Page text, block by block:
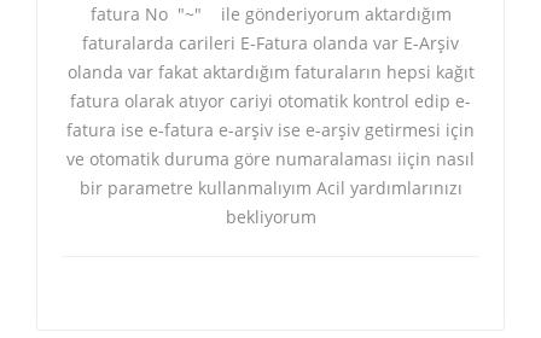
fatura No "~" ile gönderiyorum aktardığım
faturalarda carileri E-Fatura olanda var E-Arşiv
olanda var fakat aktardığım faturaların hepsi kağıt
fatura olarak atıyor cariyi otomatik kontrol edip e-
fatura ise e-fatura e-arşiv ise e-arşiv getirmesi için
ve otomatik duruma göre numaralaması iiçin nasıl
bir parametre kullanmalıyım Acil yardımlarınızı
bekliyorum